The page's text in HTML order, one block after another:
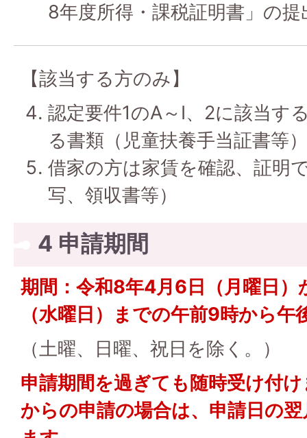
8年度所得・課税証明書」の
【該当する方のみ】
認定要件1のA～I、2に該当す
る書類（児童扶養手当証書等）
借家の方は家賃を確認、証明
写、領収書等）
4 申請期間
期間：令和8年4月6日（月曜日
（水曜日）までの午前9時から午
（土曜、日曜、祝日を除く。）
申請期間を過ぎても随時受け付
からの申請の場合は、申請日の